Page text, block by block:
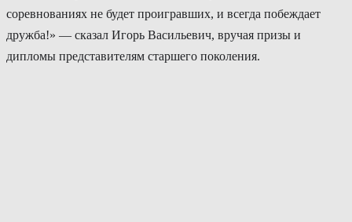
соревнованиях не будет проигравших, и всегда побеждает
дружба!» — сказал Игорь Васильевич, вручая призы и
дипломы представителям старшего поколения.